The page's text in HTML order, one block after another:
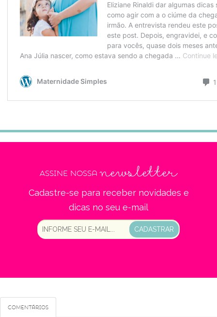
Assine nossanewsletter
Cadastre-se para receber novidades e
dicas no seu e-mail
CADASTRAR
Comentários